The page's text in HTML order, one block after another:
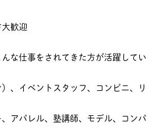
歓迎
な仕事をされてきた方が活躍してい
、イベントスタッフ、コンビニ、リ
アパレル、塾講師、モデル、コンパ